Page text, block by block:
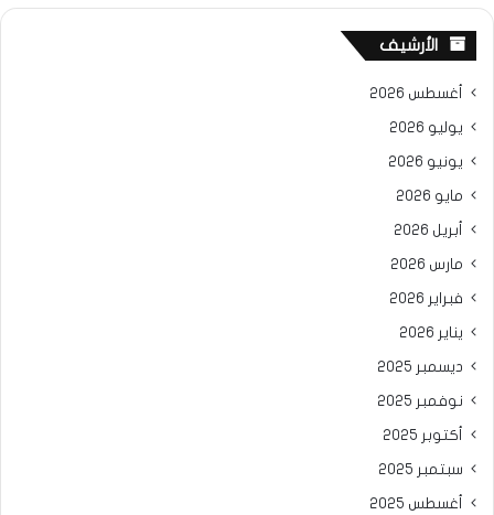
الأرشيف
أغسطس 2026
يوليو 2026
يونيو 2026
مايو 2026
أبريل 2026
مارس 2026
فبراير 2026
يناير 2026
ديسمبر 2025
نوفمبر 2025
أكتوبر 2025
سبتمبر 2025
أغسطس 2025